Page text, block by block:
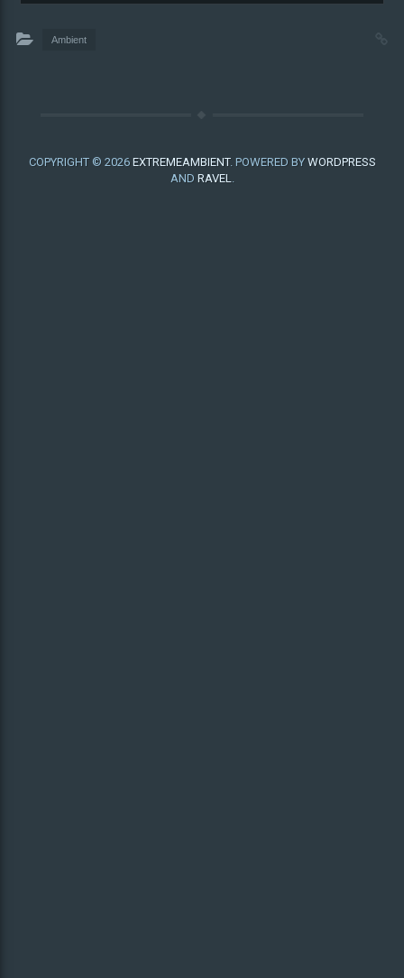
Ambient
COPYRIGHT © 2026 EXTREMEAMBIENT. POWERED BY WORDPRESS
AND RAVEL.